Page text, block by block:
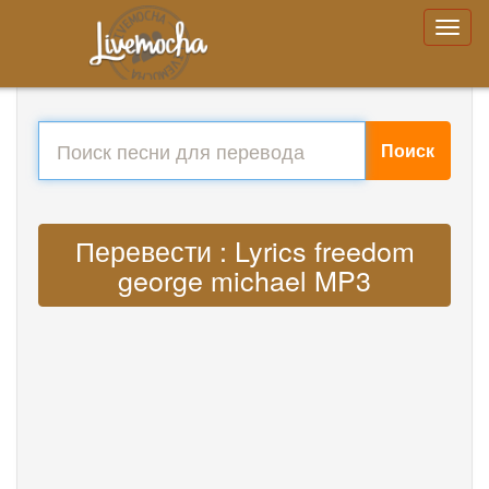
Поиск
Перевести : Lyrics freedom
george michael MP3